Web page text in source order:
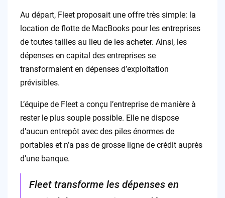
Au départ, Fleet proposait une offre très simple: la
location de flotte de MacBooks pour les entreprises
de toutes tailles au lieu de les acheter. Ainsi, les
dépenses en capital des entreprises se
transformaient en dépenses d’exploitation
prévisibles.
L’équipe de Fleet a conçu l’entreprise de manière à
rester le plus souple possible. Elle ne dispose
d’aucun entrepôt avec des piles énormes de
portables et n’a pas de grosse ligne de crédit auprès
d’une banque.
Fleet transforme les dépenses en